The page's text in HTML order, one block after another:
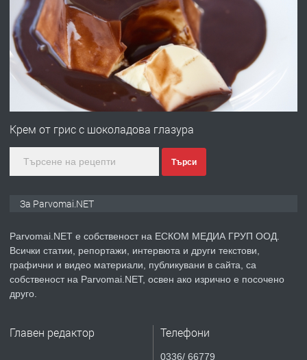
ПРЕДЛАГА
Първи поход "По стъпките на Ангел
Войвода"
преди 1 година
Монтажник на малки детайли за
преди 1 година
ПРЕДЛАГА
Продавам апартамент - гр.
Крем от грис с шоколадова глазура
Търси
За Parvomai.NET
Parvomai.NET е собственост на ЕСКОМ МЕДИА ГРУП ООД.
Всички статии, репортажи, интервюта и други текстови,
графични и видео материали, публикувани в сайта, са
собственост на Parvomai.NET, освен ако изрично е посочено
друго.
Главен редактор Телефони
0336/ 66779